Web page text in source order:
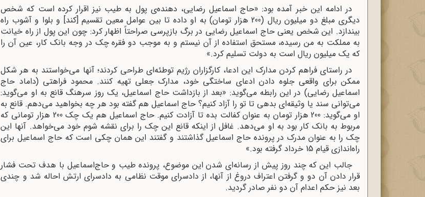
در ادامه این خبر آمده بود: «حاج اسماعیل رضایی، دهنده‌ی پول به طیب نیز اقرار کرده است که شخص
دیگری مبلغ دو میلیون ریال (200 هزار تومان) به او داده تا بین عوامل معین تقسیم [کند] و بلوا و آشوب راه
بیندازد. این شخص یعنی حاج اسماعیل رضایی در برگ بازپرسی صراحتاً اظهار کرد: چون این پول از راه خیانت
به مملکت به من رسیده، مستحق استفاده از آن نیستم و به‌ موجب دو فقره چک در وجه بانک کار، عین آن را
که یک میلیون ریال است به دولت تسلیم کرد.»
در راستای فراهم کردن مدارک این ادعا، کارگزاران رژیم توطئه‌ای طراحی کردند؛ آنها می‌خواستند به هر شکل
ممکن برای واقعی جلوه دادن ادعای ساختگی خود، مدارک جعلی تهیه کنند. محمود فراهتی (داماد حاج
اسماعیل رضایی) در این رابطه می‌گوید: «بعد از بازداشت حاج اسماعیل، یک روز سرهنگ قانع به او می‌گوید:
می‌توانی سند یا وثیقه‌ای بدهی تا تو را آزاد کنیم؟ حاج اسماعیل هم گفته بود هر چه بخواهید می‌دهم. قانع به
او می‌گوید: 200 هزار تومان به عنوان کفالت بده تا آزادت کنیم. حاج اسماعیل هم یک چک 200 هزار تومانی که
مربوط به بانک کار بود به او می‌دهد. غافل از اینکه قانع این چک را برای نقشه شوم خود می‌خواهد. آنها این
چک را به عنوان مدرک در پرونده حاج اسماعیل گذاشتند و گفتند این همان چکی است که حاج اسماعیل برای
راه‌اندازی قیام 15 خرداد گرفته بود.»
جالب این‌ که چند روز پیش از رسانه‌ای شدن این موضوع، پرونده طیب و حاج‌اسماعیل با هدف تحت فشار
قرار دادن آن دو و گرفتن اعتراف دروغ از آنها، از دادسرای موقت نظامی به دادسرای ارتش احاله شد و چندی
بعد نیز حکم اعدام آن دو نفر صادر گردید.